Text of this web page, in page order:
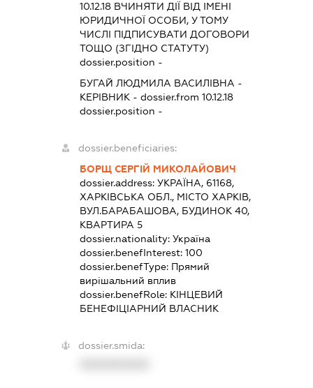
10.12.18 ВЧИНЯТИ ДІЇ ВІД ІМЕНІ
ЮРИДИЧНОЇ ОСОБИ, У ТОМУ
ЧИСЛІ ПІДПИСУВАТИ ДОГОВОРИ
ТОЩО (ЗГІДНО СТАТУТУ)
dossier.position -
БУГАЙ ЛЮДМИЛА ВАСИЛІВНА -
КЕРІВНИК - dossier.from 10.12.18
dossier.position -
dossier.beneficiaries:
БОРЩ СЕРГІЙ МИКОЛАЙОВИЧ
dossier.address:УКРАЇНА, 61168,
ХАРКІВСЬКА ОБЛ., МІСТО ХАРКІВ,
ВУЛ.БАРАБАШОВА, БУДИНОК 40,
КВАРТИРА 5
dossier.nationality:Україна
dossier.benefInterest:100
dossier.benefType: Прямий
вирішальний вплив
dossier.benefRole: КІНЦЕВИЙ
БЕНЕФІЦІАРНИЙ ВЛАСНИК
dossier.smida: